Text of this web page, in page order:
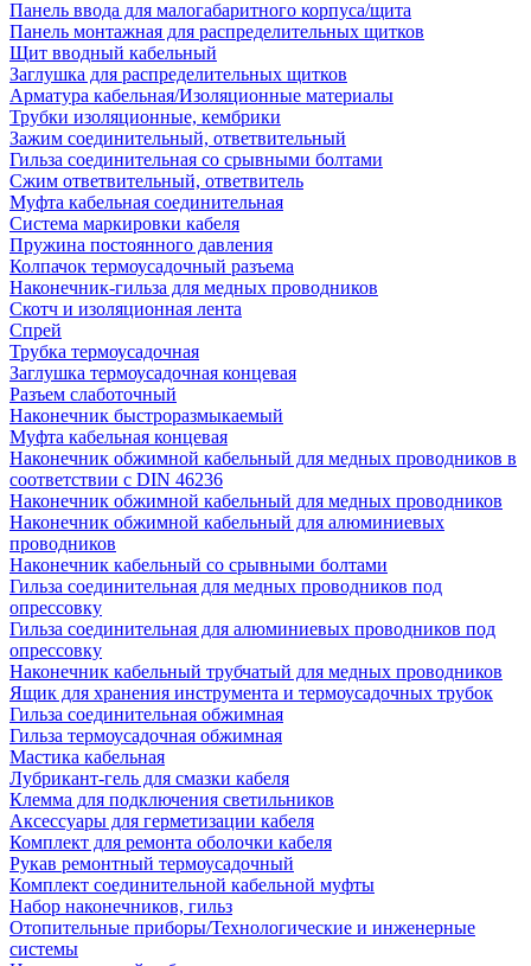
Панель ввода для малогабаритного корпуса/щита
Панель монтажная для распределительных щитков
Щит вводный кабельный
Заглушка для распределительных щитков
Арматура кабельная/Изоляционные материалы
Трубки изоляционные, кембрики
Зажим соединительный, ответвительный
Гильза соединительная со срывными болтами
Сжим ответвительный, ответвитель
Муфта кабельная соединительная
Система маркировки кабеля
Пружина постоянного давления
Колпачок термоусадочный разъема
Наконечник-гильза для медных проводников
Скотч и изоляционная лента
Спрей
Трубка термоусадочная
Заглушка термоусадочная концевая
Разъем слаботочный
Наконечник быстроразмыкаемый
Муфта кабельная концевая
Наконечник обжимной кабельный для медных проводников в
соответствии с DIN 46236
Наконечник обжимной кабельный для медных проводников
Наконечник обжимной кабельный для алюминиевых
проводников
Наконечник кабельный со срывными болтами
Гильза соединительная для медных проводников под
опрессовку
Гильза соединительная для алюминиевых проводников под
опрессовку
Наконечник кабельный трубчатый для медных проводников
Ящик для хранения инструмента и термоусадочных трубок
Гильза соединительная обжимная
Гильза термоусадочная обжимная
Мастика кабельная
Лубрикант-гель для смазки кабеля
Клемма для подключения светильников
Аксессуары для герметизации кабеля
Комплект для ремонта оболочки кабеля
Рукав ремонтный термоусадочный
Комплект соединительной кабельной муфты
Набор наконечников, гильз
Отопительные приборы/Технологические и инженерные
системы